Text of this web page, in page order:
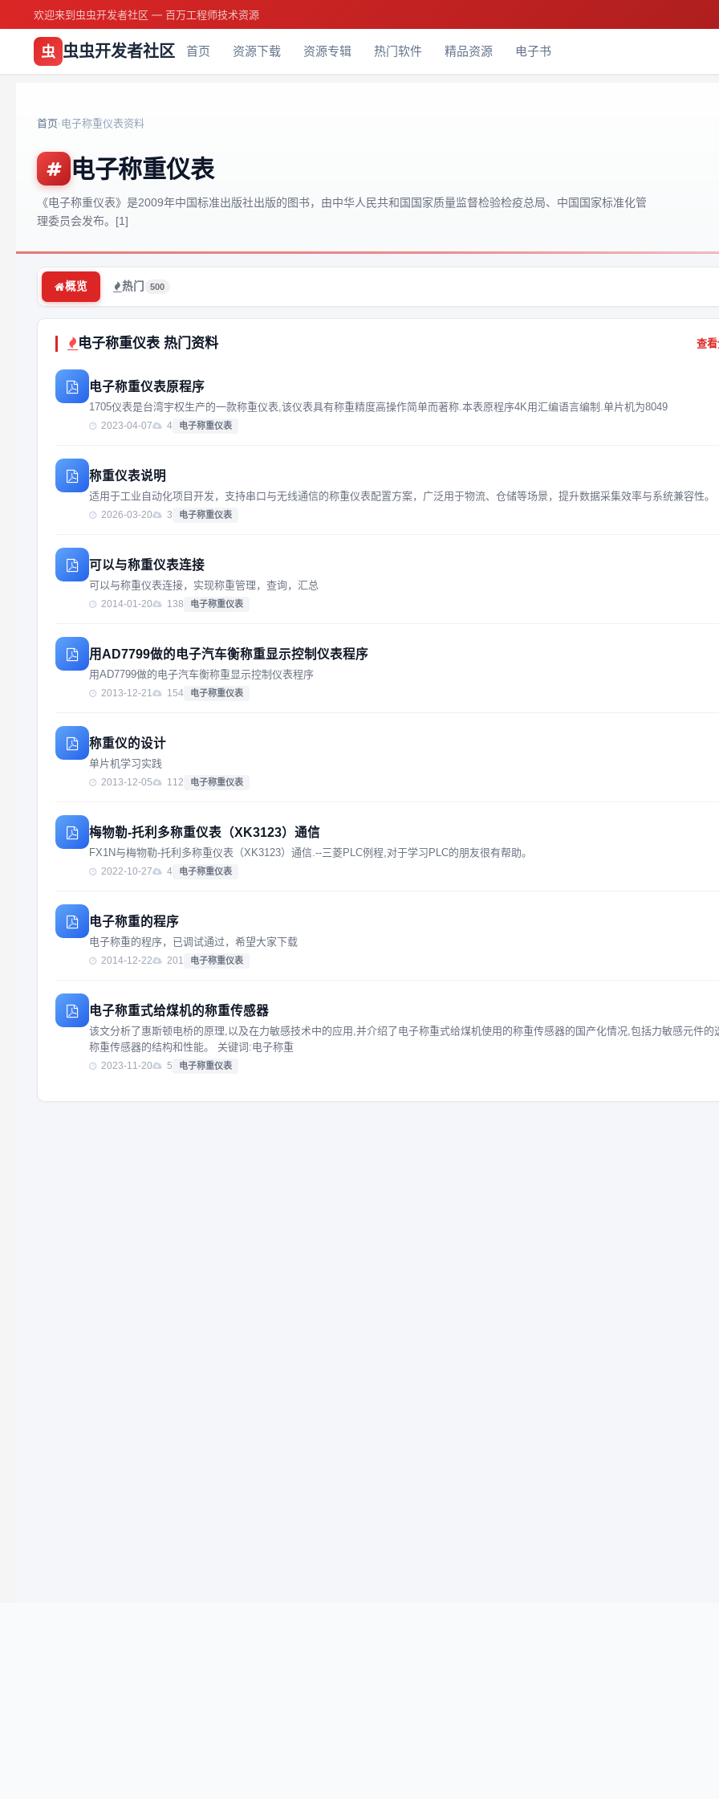
欢迎来到虫虫开发者社区 — 百万工程师技术资源
虫 虫虫开发者社区 首页 资源下载 资源专辑 热门软件 精品资源 电子书
首页›电子称重仪表资料
电子称重仪表
《电子称重仪表》是2009年中国标准出版社出版的图书，由中华人民共和国国家质量监督检验检疫总局、中国国家标准化管
理委员会发布。[1]
概览 热门 500
电子称重仪表 热门资料 查
电子称重仪表原程序
1705仪表是台湾宇权生产的一款称重仪表,该仪表具有称重精度高操作简单而著称.本表原程序4K用汇编语言编制.单片机为8049
2023-04-07 4 电子称重仪表
称重仪表说明
适用于工业自动化项目开发，支持串口与无线通信的称重仪表配置方案，广泛用于物流、仓储等场景，提升数据采集效率与系统兼容性。
2026-03-20 3 电子称重仪表
可以与称重仪表连接
可以与称重仪表连接，实现称重管理，查询，汇总
2014-01-20 138 电子称重仪表
用AD7799做的电子汽车衡称重显示控制仪表程序
用AD7799做的电子汽车衡称重显示控制仪表程序
2013-12-21 154 电子称重仪表
称重仪的设计
单片机学习实践
2013-12-05 112 电子称重仪表
梅物勒-托利多称重仪表（XK3123）通信
FX1N与梅物勒-托利多称重仪表（XK3123）通信.--三菱PLC例程,对于学习PLC的朋友很有帮助。
2022-10-27 4 电子称重仪表
电子称重的程序
电子称重的程序，已调试通过，希望大家下载
2014-12-22 201 电子称重仪表
电子称重式给煤机的称重传感器
该文分析了惠斯顿电桥的原理,以及在力敏感技术中的应用,并介绍了电子称重式给煤机使用的称重传感器的国产化情况,包括力敏感元件的
称重传感器的结构和性能。 关键词:电子称重
2023-11-20 5 电子称重仪表